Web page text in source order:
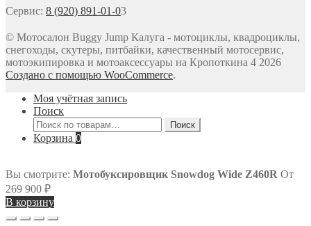
Сервис: 8 (920) 891-01-03
© Мотосалон Buggy Jump Калуга - мотоциклы, квадроциклы,
снегоходы, скутеры, питбайки, качественный мотосервис,
мотоэкипировка и мотоаксессуары на Кропоткина 4 2026
Создано с помощью WooCommerce.
Моя учётная запись
Поиск
Искать:
Поиск
Корзина 0
Вы смотрите: Мотобуксировщик Snowdog Wide Z460R От
269 900 ₽
В корзину